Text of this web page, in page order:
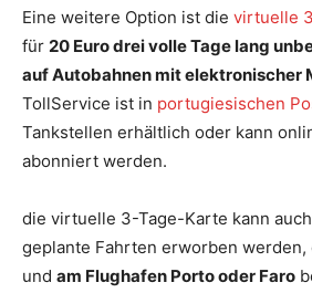
Eine weitere Option ist die virtuelle
für 20 Euro drei volle Tage lang
auf Autobahnen mit elektronischer
TollService ist in portugiesischen
Tankstellen erhältlich oder kann
abonniert werden.
die virtuelle 3-Tage-Karte kann
geplante Fahrten erworben
und am Flughafen Porto oder Faro